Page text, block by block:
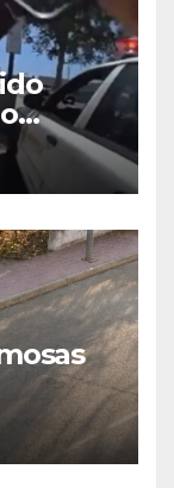
del
de